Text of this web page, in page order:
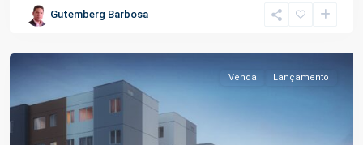
Gutemberg Barbosa
Açu ,
Venda Lançamento